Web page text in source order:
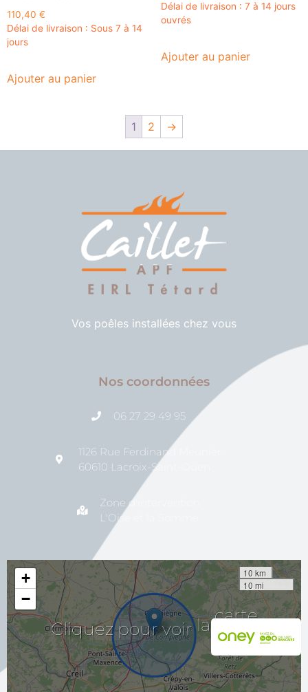
110,40 €
Délai de livraison : Sous 7 à 14
jours
Ajouter au panier
Délai de livraison : 7 à 14 jours
ouvrés
Ajouter au panier
1 2 →
Vos poêles installées chez vous
Nos coordonnées
06 27 29 49 95
1126 Rue Ferdinand Meunier
60610 Lacroix-Saint-Ouen
Zone d'intervention
L'Oise et la Somme
Cliquez pour voir la carte
+
−
10 km
10 mi